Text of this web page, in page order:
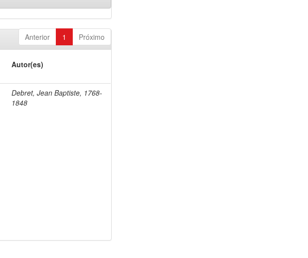
Anterior 1 Próximo
Autor(es)
Debret, Jean Baptiste, 1768-
1848